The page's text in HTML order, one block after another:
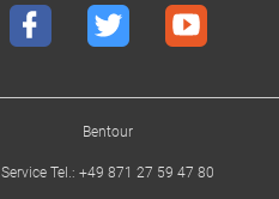
Bentour
Service Tel.: +49 871 27 59 47 80